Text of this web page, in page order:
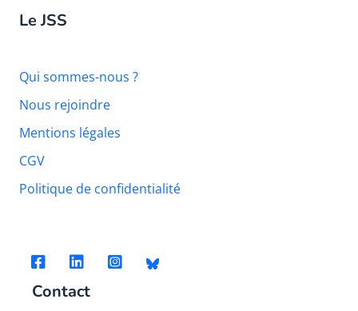
Le JSS
Qui sommes-nous ?
Nous rejoindre
Mentions légales
CGV
Politique de confidentialité
Contact